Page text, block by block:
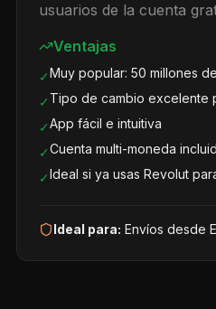
usuarios de la cuenta
Ventajas
✓Muy popular: 50 millones
✓ Tipo de cambio excelente
✓App fácil e intuitiva
✓Cuenta multi-moneda
✓Ideal si ya usas Revolut
Ideal para: Envíos desde